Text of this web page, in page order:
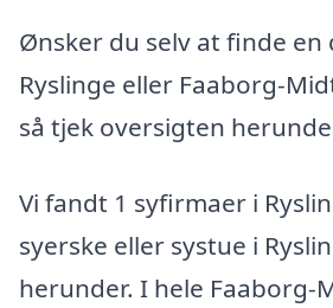
Ønsker du selv at finde en
Ryslinge eller Faaborg-
så tjek oversigten
Vi fandt 1 syfirmaer i
syerske eller systue i
herunder. I hele Faaborg-